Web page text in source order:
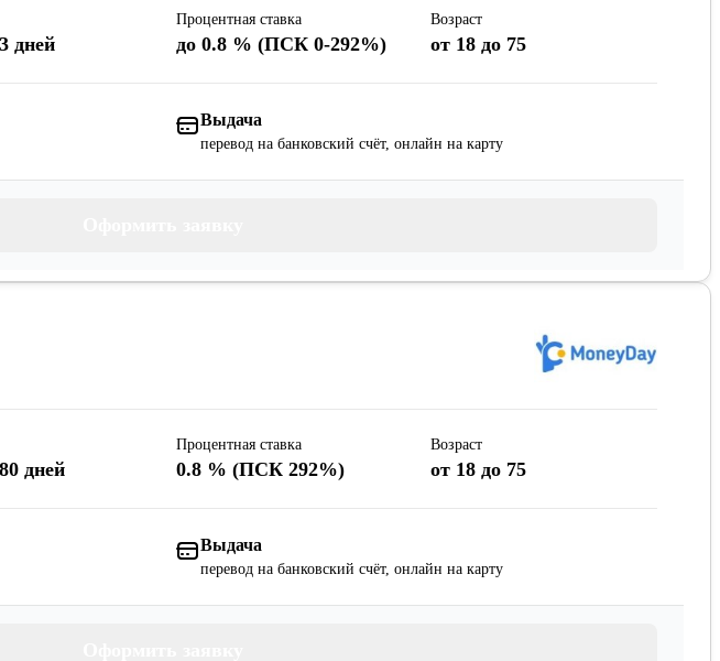
дней
Процентная ставка
до 0.8 % (ПСК 0-292%)
Возраст
от 18 до 75
Выдача
перевод на банковский счёт, онлайн на карту
дней
Процентная ставка
0.8 % (ПСК 292%)
Возраст
от 18 до 75
Выдача
перевод на банковский счёт, онлайн на карту